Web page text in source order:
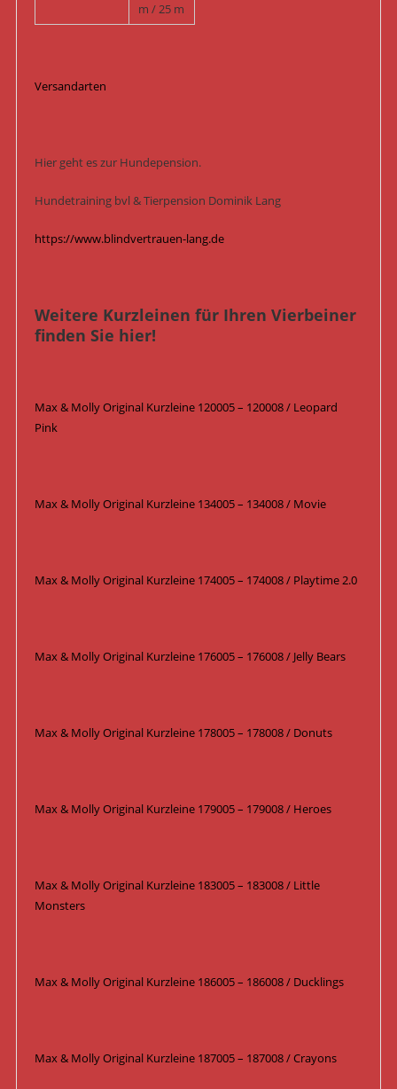
m / 25 m
Versandarten
Hier geht es zur Hundepension.
Hundetraining bvl & Tierpension Dominik Lang
https://www.blindvertrauen-lang.de
Weitere Kurzleinen für Ihren Vierbeiner
finden Sie hier!
Max & Molly Original Kurzleine 120005 – 120008 / Leopard
Pink
Max & Molly Original Kurzleine 134005 – 134008 / Movie
Max & Molly Original Kurzleine 174005 – 174008 / Playtime 2.0
Max & Molly Original Kurzleine 176005 – 176008 / Jelly Bears
Max & Molly Original Kurzleine 178005 – 178008 / Donuts
Max & Molly Original Kurzleine 179005 – 179008 / Heroes
Max & Molly Original Kurzleine 183005 – 183008 / Little
Monsters
Max & Molly Original Kurzleine 186005 – 186008 / Ducklings
Max & Molly Original Kurzleine 187005 – 187008 / Crayons